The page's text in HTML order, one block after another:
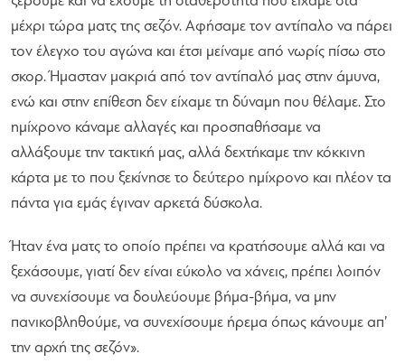
μέχρι τώρα ματς της σεζόν. Αφήσαμε τον αντίπαλο να πάρει
τον έλεγχο του αγώνα και έτσι μείναμε από νωρίς πίσω στο
σκορ. Ήμασταν μακριά από τον αντίπαλό μας στην άμυνα,
ενώ και στην επίθεση δεν είχαμε τη δύναμη που θέλαμε. Στο
ημίχρονο κάναμε αλλαγές και προσπαθήσαμε να
αλλάξουμε την τακτική μας, αλλά δεχτήκαμε την κόκκινη
κάρτα με το που ξεκίνησε το δεύτερο ημίχρονο και πλέον τα
πάντα για εμάς έγιναν αρκετά δύσκολα.
Ήταν ένα ματς το οποίο πρέπει να κρατήσουμε αλλά και να
ξεχάσουμε, γιατί δεν είναι εύκολο να χάνεις, πρέπει λοιπόν
να συνεχίσουμε να δουλεύουμε βήμα-βήμα, να μην
πανικοβληθούμε, να συνεχίσουμε ήρεμα όπως κάνουμε απ’
την αρχή της σεζόν».